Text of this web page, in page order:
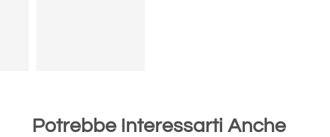
Potrebbe Interessarti Anche